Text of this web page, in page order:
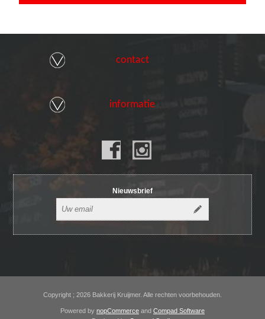
contact
informatie
Nieuwsbrief
Copyright ; 2026 Bakkerij Kruijmer. Alle rechten voorbehouden.
Powered by nopCommerce and Compad Software